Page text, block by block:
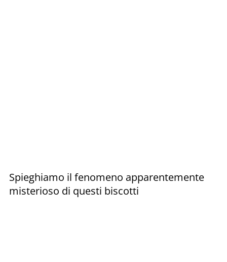
Spieghiamo il fenomeno apparentemente
misterioso di questi biscotti